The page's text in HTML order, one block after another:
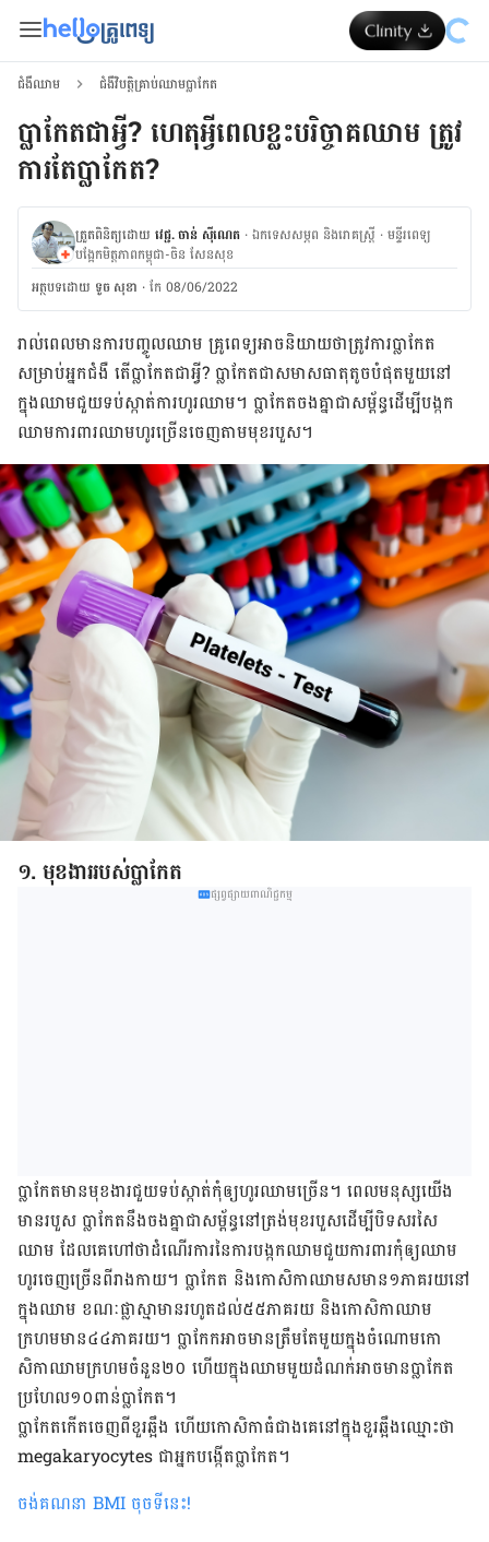
ជំងឺឈាម ជំងឺវិបត្តិគ្រាប់ឈាមប្លាកែត
ប្លាកែតជាអ្វី? ហេតុអ្វីពេលខ្លះបរិច្ចាគឈាម ត្រូវ
ការតែប្លាកែត?
ត្រួតពិនិត្យដោយ វេជ្ជ. ចាន់ ស៊ីណេត ·ឯកទេសសម្ភព និងរោគស្ត្រី ·ម​ន្ទីរពេទ្យ
បង្អែកមិត្តភាពកម្ពុជា-ចិន សែនសុខ
អត្ថបទ​ដោយ ទូច សុខា ·កែ 08/06/2022
រាល់​ពេល​មាន​ការ​បញ្ចូល​ឈាម ​គ្រូ​ពេទ្យ​អាច​និយាយ​ថា​ត្រូវ​ការ​ប្លាកែត​
សម្រាប់​អ្នក​ជំងឺ តើ​ប្លាកែត​ជា​អ្វី? ប្លាកែត​ជា​សមាស​ធាតុ​តូច​បំផុត​មួយ​នៅ​
ក្នុង​ឈាម​ជួយ​ទប់​ស្កាត់​ការ​ហូរ​ឈាម​។ ប្លាកែត​ចង​គ្នា​ជា​សម្ព័ន្ធ​ដើម្បី​បង្កក​
ឈាម​ការពារ​ឈាម​ហូរ​ច្រើន​ចេញ​តាម​មុខ​របួស​។
១. មុខងារ​របស់​ប្លាកែត​
ផ្សព្វផ្សាយពាណិជ្ជកម្ម
ប្លាកែត​មាន​មុខ​ងារ​ជួយ​ទប់​ស្កាត់​កុំ​ឲ្យ​ហូរ​ឈាម​ច្រើន​។ ពេល​មនុស្ស​យើង​
មាន​របួស ប្លាកែត​នឹង​ចង​គ្នា​ជា​សម្ព័ន្ធ​នៅ​ត្រង់​មុខ​របួស​ដើម្បី​បិទ​សរសៃ​
ឈាម ដែល​គេ​ហៅ​ថា​ដំណើរ​ការ​នៃ​ការ​​បង្កក​ឈាម​ជួយ​ការ​ពារ​កុំ​ឲ្យ​ឈាម​
ហូរ​ចេញ​ច្រើន​ពី​រាង​កាយ​។ ប្លាកែត និង​កោសិកា​ឈាម​ស​មាន​១​ភាគ​រយ​នៅ​
ក្នុង​ឈាម ខណៈ​ផ្លាស្មា​មាន​រហូត​ដល់​៥៥​ភាគ​រយ និង​កោសិកា​ឈាម​
ក្រហម​មាន​៤៤​ភាគ​រយ​។ ប្លាកែក​អាច​មាន​ត្រឹម​តែ​មួយ​ក្នុង​​ចំណោម​កោ
សិកា​ឈាម​ក្រហម​ចំនួន​២០​ ហើយ​ក្នុង​ឈាម​មួយ​ដំណក់​អាច​មាន​ប្លាកែត​
ប្រហែល​​១០​ពាន់​ប្លាកែត​។
ប្លាកែត​កើត​ចេញ​ពី​ខួរ​ឆ្អឹង ហើយ​កោសិកា​ធំជាង​គេ​នៅ​ក្នុង​ខួរ​ឆ្អឹង​ឈ្មោះ​ថា ​
megakaryocytes ជា​អ្នក​បង្កើត​ប្លាកែត​។​
ចង់គណនា BMI ចុចទីនេះ!